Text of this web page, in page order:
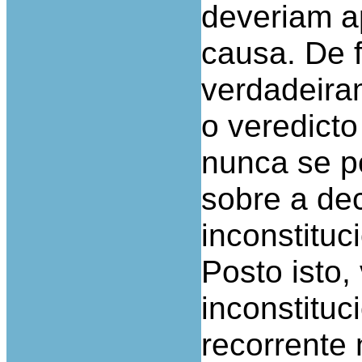
deveriam
causa. De
o
nunca se
sobre a
Posto
recorrente